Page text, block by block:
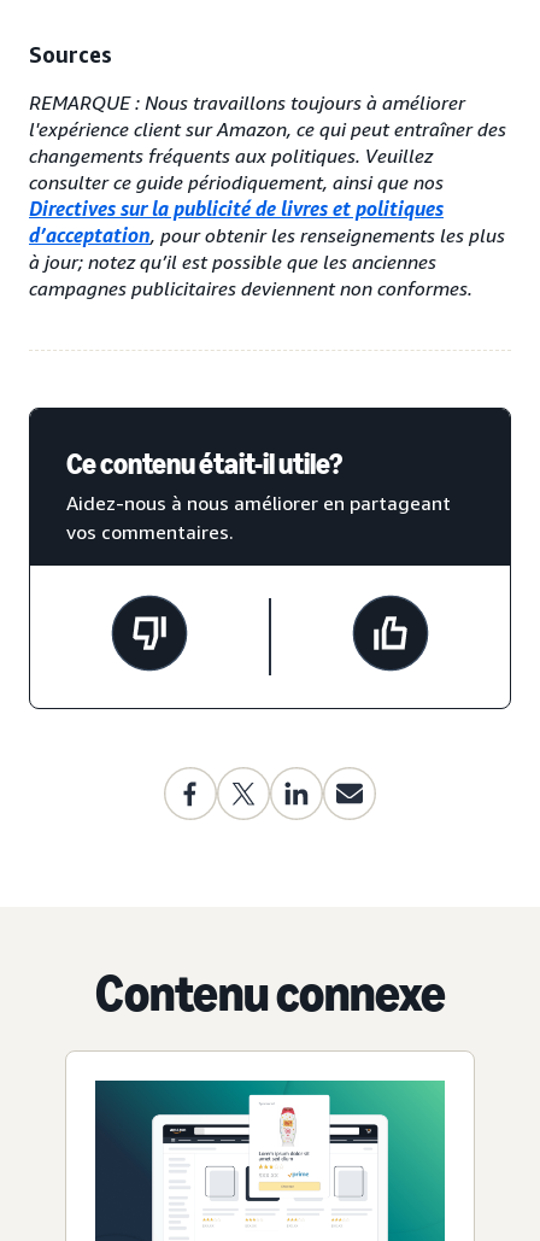
Sources
REMARQUE : Nous travaillons toujours à améliorer
l'expérience client sur Amazon, ce qui peut entraîner des
changements fréquents aux politiques. Veuillez
consulter ce guide périodiquement, ainsi que nos
Directives sur la publicité de livres et politiques
d’acceptation, pour obtenir les renseignements les plus
à jour; notez qu’il est possible que les anciennes
campagnes publicitaires deviennent non conformes.
Ce contenu était-il utile?
Aidez-nous à nous améliorer en partageant
vos commentaires.
Contenu connexe